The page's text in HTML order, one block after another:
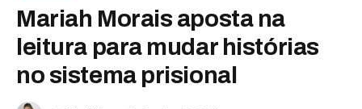
Mariah Morais aposta na
leitura para mudar histórias
no sistema prisional